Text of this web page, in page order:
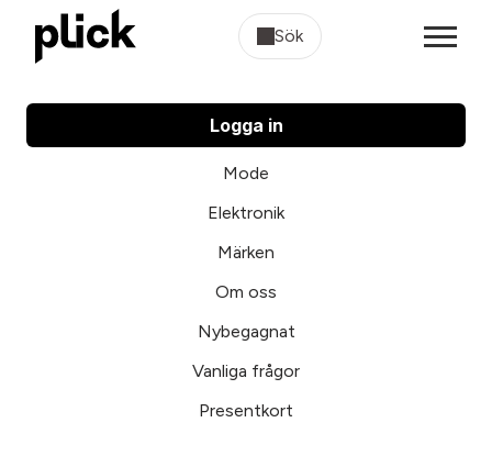
Sök
Logga in
Mode
Elektronik
Märken
Om oss
Nybegagnat
Vanliga frågor
Presentkort